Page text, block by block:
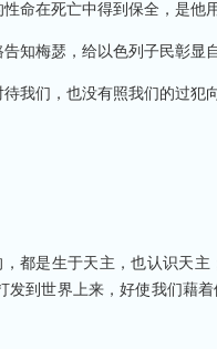
命在死亡中得到保全，是他
知梅瑟，给以色列子民彰显
我们，也没有照我们的过犯
都是生于天主，也认识天
到世界上来，好使我们藉